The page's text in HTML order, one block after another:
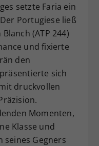
setzte Faria ein
Portugiese ließ
(ATP 244)
und fixierte
den
sich
druckvollen
Momenten,
Klasse und
seines Gegners